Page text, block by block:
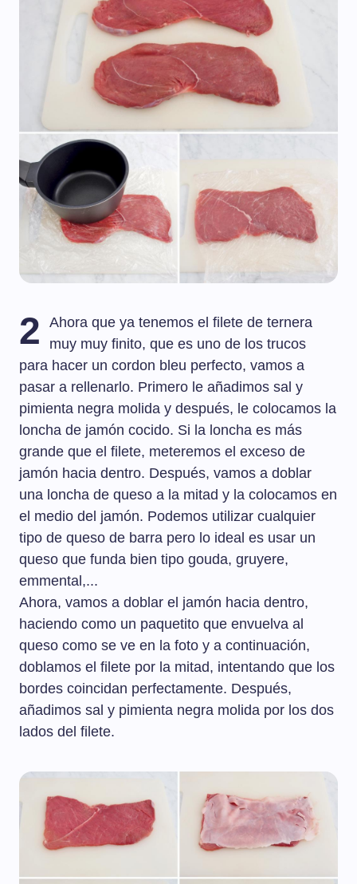
2
Ahora que ya tenemos el filete de ternera
muy muy finito, que es uno de los trucos
para hacer un cordon bleu perfecto, vamos a
pasar a rellenarlo. Primero le añadimos sal y
pimienta negra molida y después, le colocamos la
loncha de jamón cocido. Si la loncha es más
grande que el filete, meteremos el exceso de
jamón hacia dentro. Después, vamos a doblar
una loncha de queso a la mitad y la colocamos en
el medio del jamón. Podemos utilizar cualquier
tipo de queso de barra pero lo ideal es usar un
queso que funda bien tipo gouda, gruyere,
emmental,...
Ahora, vamos a doblar el jamón hacia dentro,
haciendo como un paquetito que envuelva al
queso como se ve en la foto y a continuación,
doblamos el filete por la mitad, intentando que los
bordes coincidan perfectamente. Después,
añadimos sal y pimienta negra molida por los dos
lados del filete.